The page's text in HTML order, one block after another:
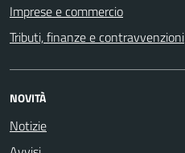
Imprese e commercio
Tributi, finanze e contravvenzioni
NOVITÀ
Notizie